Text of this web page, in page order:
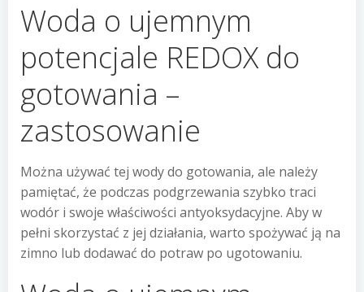
Woda o ujemnym
potencjale REDOX do
gotowania –
zastosowanie
Można używać tej wody do gotowania, ale należy
pamiętać, że podczas podgrzewania szybko traci
wodór i swoje właściwości antyoksydacyjne. Aby w
pełni skorzystać z jej działania, warto spożywać ją na
zimno lub dodawać do potraw po ugotowaniu.